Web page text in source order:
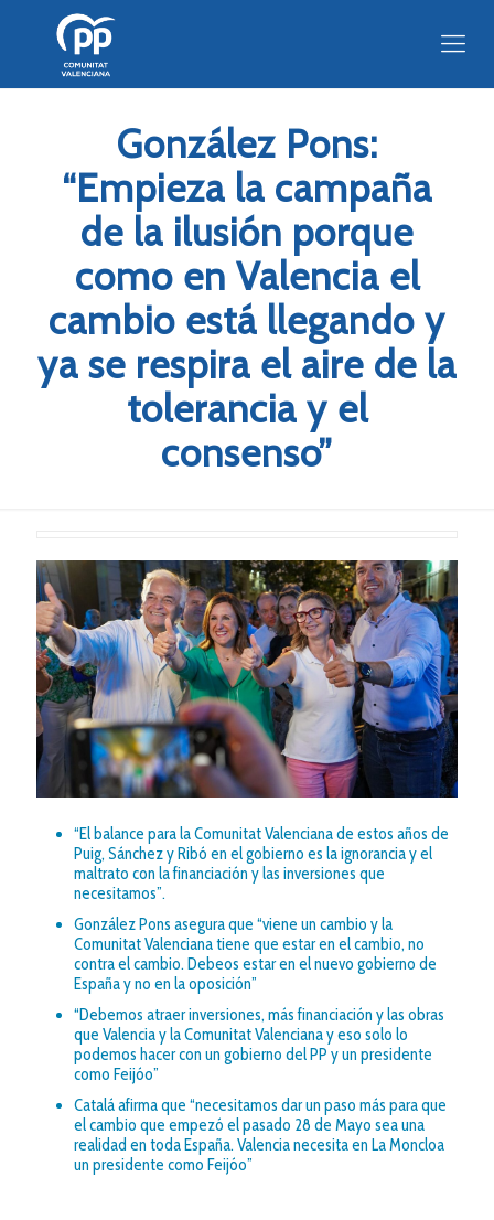
González Pons:
“Empieza la campaña
de la ilusión porque
como en Valencia el
cambio está llegando y
ya se respira el aire de la
tolerancia y el
consenso”
“El balance para la Comunitat Valenciana de estos años de
Puig, Sánchez y Ribó en el gobierno es la ignorancia y el
maltrato con la financiación y las inversiones que
necesitamos”.
González Pons asegura que “viene un cambio y la
Comunitat Valenciana tiene que estar en el cambio, no
contra el cambio. Debeos estar en el nuevo gobierno de
España y no en la oposición”
“Debemos atraer inversiones, más financiación y las obras
que Valencia y la Comunitat Valenciana y eso solo lo
podemos hacer con un gobierno del PP y un presidente
como Feijóo”
Catalá afirma que “necesitamos dar un paso más para que
el cambio que empezó el pasado 28 de Mayo sea una
realidad en toda España. Valencia necesita en La Moncloa
un presidente como Feijóo”